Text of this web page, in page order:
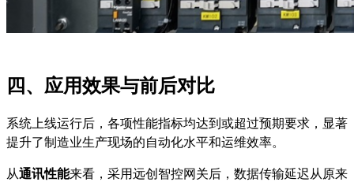
四、应用效果与前后对比
系统上线运行后，各项性能指标均达到或超过预期要求，显著
提升了制造业生产现场的自动化水平和运维效率。
从通讯性能来看，采用远创智控网关后，数据传输延迟从原来